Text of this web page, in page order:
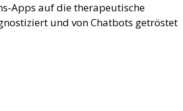
Apps auf die therapeutische
und von Chatbots getröstet